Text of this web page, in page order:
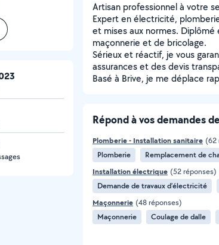
Artisan professionnel à votre
Expert en électricité,
et mises aux normes.
maçonnerie et de bricolage.
Sérieux et réactif, je vous
assurances et des devis
Basé à Brive, je me déplace
Répond à vos demandes de
Plomberie - Installation sanitaire (62
Plomberie
Remplacement de
Installation électrique (52 réponses)
Demande de travaux d’électricité
Maçonnerie (48 réponses)
Maçonnerie
Coulage de dalle